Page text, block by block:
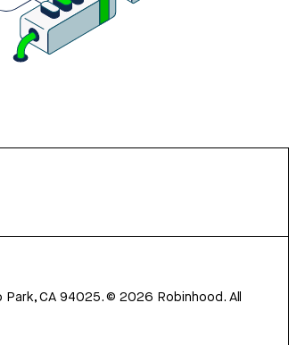
Park, CA 94025.©2026 Robinhood. All